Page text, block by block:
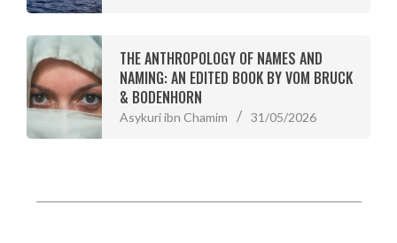
THE ANTHROPOLOGY OF NAMES AND
NAMING: AN EDITED BOOK BY VOM BRUCK
& BODENHORN
Asykuri ibn Chamim 31/05/2026